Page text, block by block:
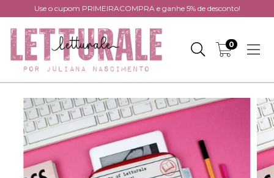
Use o cupom PRIMEIRACOMPRA e ganhe 5% de desconto!
0